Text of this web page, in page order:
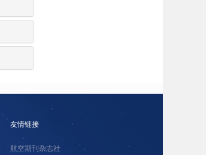
友情链接
航空期刊杂志社